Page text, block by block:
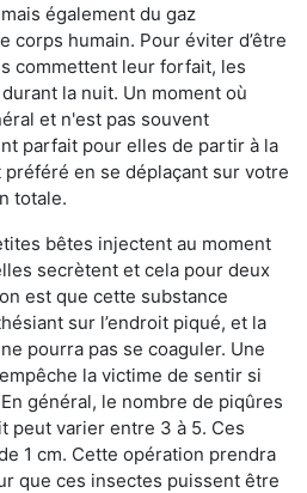
également du gaz
corps humain. Pour éviter d’être
commettent leur forfait, les
la nuit. Un moment où
et n'est pas souvent
parfait pour elles de partir à la
en se déplaçant sur votre
totale.
bêtes injectent au moment
secrètent et cela pour deux
est que cette substance
sur l’endroit piqué, et la
pourra pas se coaguler. Une
la victime de sentir si
général, le nombre de piqûres
peut varier entre 3 à 5. Ces
1 cm. Cette opération prendra
que ces insectes puissent être